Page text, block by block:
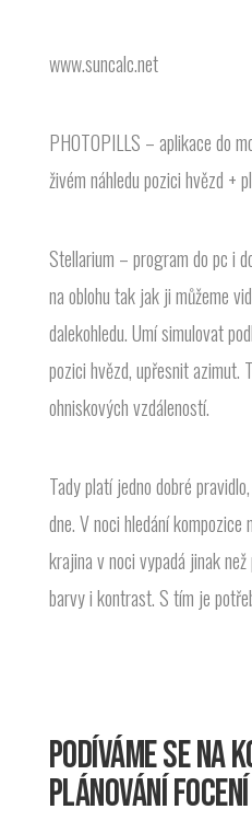
www.suncalc.net
PHOTOPILLS – aplikace do
živém náhledu pozici hvězd +
Stellarium – program do pc i
na oblohu tak jak ji můžeme
dalekohledu. Umí simulovat
pozici hvězd, upřesnit azimut.
ohniskových vzdáleností.
Tady platí jedno dobré
dne. V noci hledání
krajina v noci vypadá jinak
barvy i kontrast. S tím je
PODÍVÁME SE NA
PLÁNOVÁNÍ